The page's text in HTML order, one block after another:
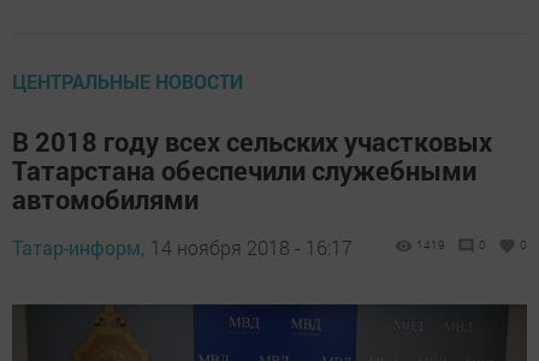
ЦЕНТРАЛЬНЫЕ НОВОСТИ
В 2018 году всех сельских участковых
Татарстана обеспечили служебными
автомобилями
Татар-информ, 14 ноября 2018 - 16:17 1419 0 0